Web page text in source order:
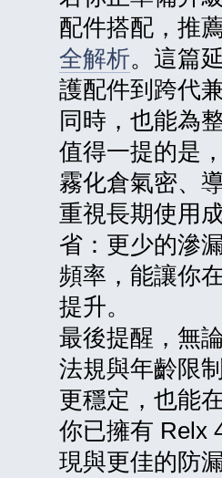
配件搭配，推
全解析。這篇
護配件到跨代
同時，也能為
值得一提的是
霧化倉氣密、
重視長期使用
省：更少的滲
頻率，能讓你
提升。
最後提醒，無
法規與年齡限
更穩定，也能
你已擁有 Relx
現與更佳的防